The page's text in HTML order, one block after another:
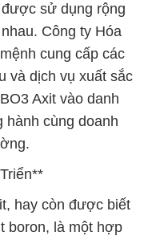
sử dụng rộng
Công ty Hóa
cung cấp các
và dịch vụ xuất sắc
Axit vào danh
hành cùng doanh
hay còn được biết
boron, là một hợp